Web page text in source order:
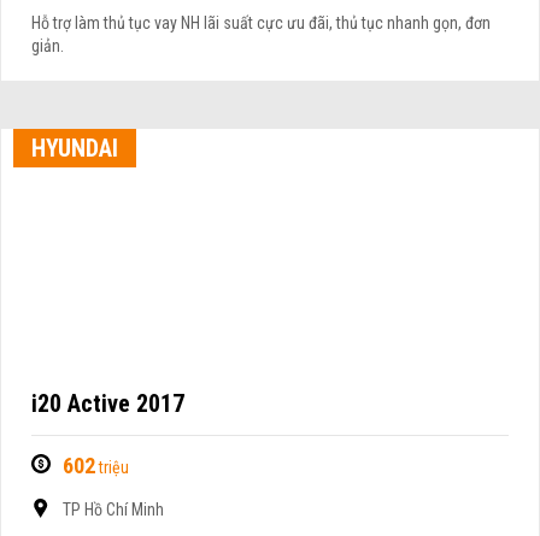
Hỗ trợ làm thủ tục vay NH lãi suất cực ưu đãi, thủ tục nhanh gọn, đơn
giản.
HYUNDAI
i20 Active 2017
602triệu
TP Hồ Chí Minh